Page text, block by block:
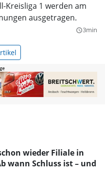
Kreisliga 1 werden am
ausgetragen.
query_builder3min
wieder Filiale in
wann Schluss ist – und